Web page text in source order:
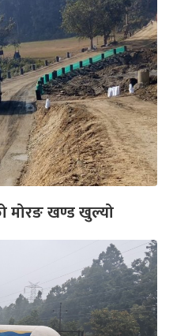
मोरङ खण्ड खुल्यो